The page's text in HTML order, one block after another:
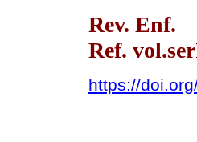
Rev. Enf.
Ref.
https://